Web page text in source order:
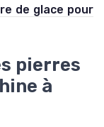
de glace pour
pierres
à